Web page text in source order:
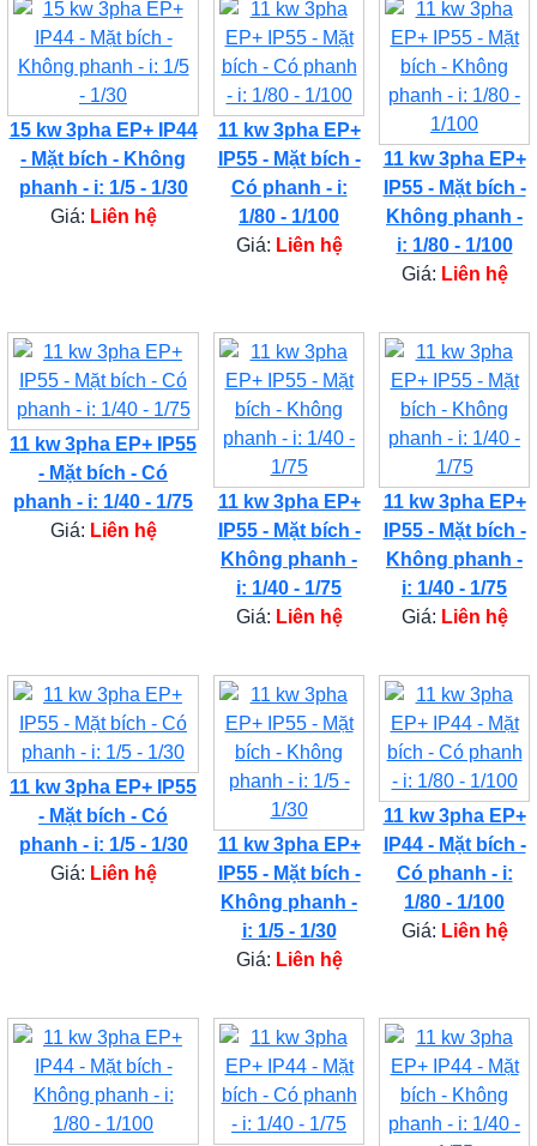
15 kw 3pha EP+ IP44
- Mặt bích - Không
phanh - i: 1/5 - 1/30
Giá: Liên hệ
11 kw 3pha EP+
IP55 - Mặt bích -
Có phanh - i:
1/80 - 1/100
Giá: Liên hệ
11 kw 3pha EP+
IP55 - Mặt bích -
Không phanh -
i: 1/80 - 1/100
Giá: Liên hệ
11 kw 3pha EP+ IP55
- Mặt bích - Có
phanh - i: 1/40 - 1/75
Giá: Liên hệ
11 kw 3pha EP+
IP55 - Mặt bích -
Không phanh -
i: 1/40 - 1/75
Giá: Liên hệ
11 kw 3pha EP+
IP55 - Mặt bích -
Không phanh -
i: 1/40 - 1/75
Giá: Liên hệ
11 kw 3pha EP+ IP55
- Mặt bích - Có
phanh - i: 1/5 - 1/30
Giá: Liên hệ
11 kw 3pha EP+
IP55 - Mặt bích -
Không phanh -
i: 1/5 - 1/30
Giá: Liên hệ
11 kw 3pha EP+
IP44 - Mặt bích -
Có phanh - i:
1/80 - 1/100
Giá: Liên hệ